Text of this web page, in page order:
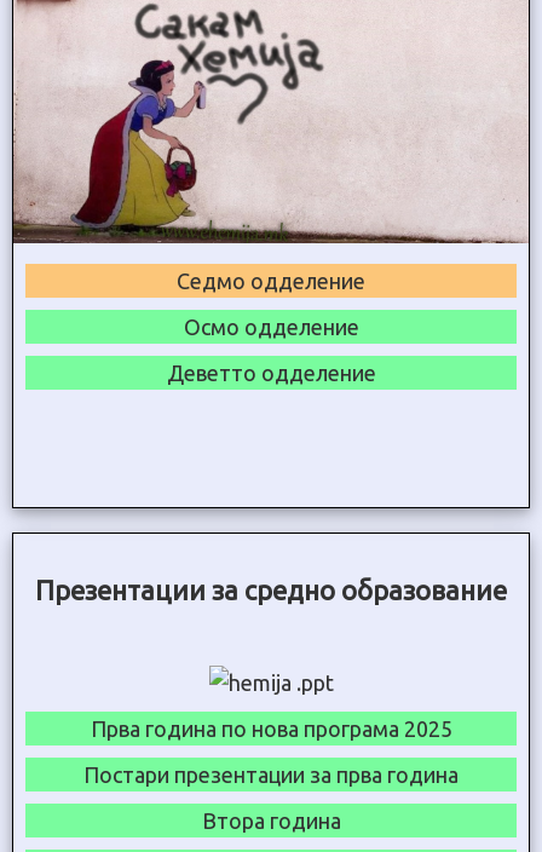
Седмо одделение
Осмо одделение
Деветто одделение
Презентации за средно образование
Прва година по нова програма 2025
Постари презентации за прва година
Втора година